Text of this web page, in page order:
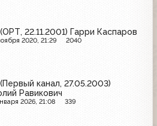
22.11.2001) Гарри Каспаров
2020, 21:29 2040
канал, 27.05.2003)
Равикович
2026, 21:08 339